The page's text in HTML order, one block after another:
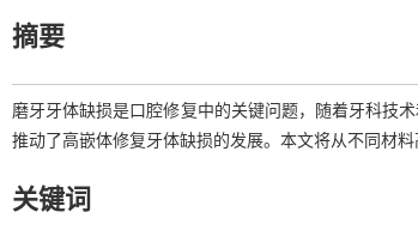
摘要
磨牙牙体缺损是口腔修复中的关键问题，随着牙科技
推动了高嵌体修复牙体缺损的发展。本文将从不同材
关键词